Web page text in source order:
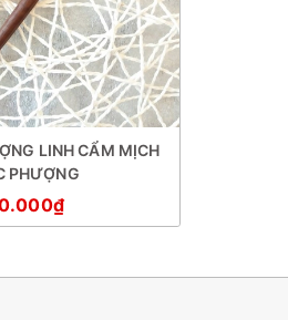
LINH CẨM MỊCH
PHƯỢNG